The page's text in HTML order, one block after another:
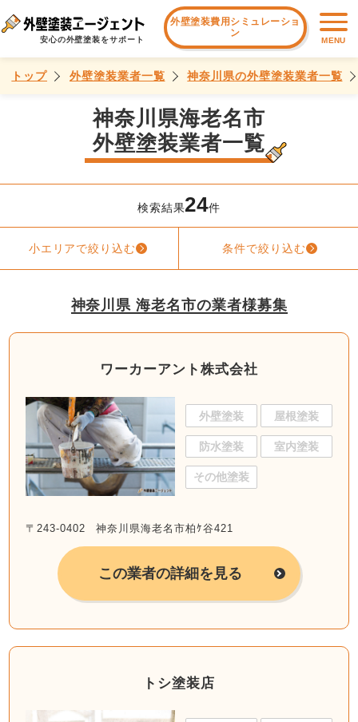
安心の外壁塗装をサポート
外壁塗装費用シミュレーショ
ン
MENU
トップ 外壁塗装業者一覧 神奈川県の外壁塗装業者一覧
神奈川県海老名市
外壁塗装業者一覧
検索結果24件
小エリアで絞り込む 条件で絞り込む
神奈川県 海老名市の業者様募集
ワーカーアント株式会社
外壁塗装 屋根塗装
防水塗装 室内塗装
その他塗装
〒243-0402 神奈川県海老名市柏ｹ谷421
この業者の詳細を見る
トシ塗装店